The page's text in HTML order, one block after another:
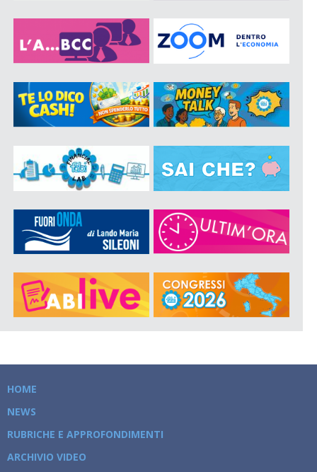
HOME
NEWS
RUBRICHE E APPROFONDIMENTI
ARCHIVIO VIDEO